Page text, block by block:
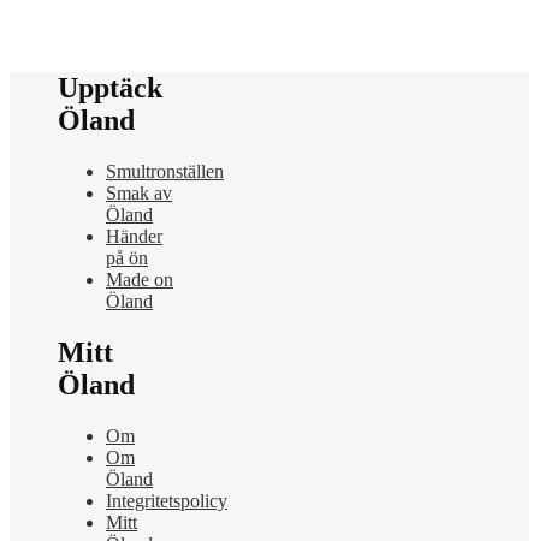
Upptäck
Öland
Smultronställen
Smak av
Öland
Händer
på ön
Made on
Öland
Mitt
Öland
Om
Om
Öland
Integritetspolicy
Mitt